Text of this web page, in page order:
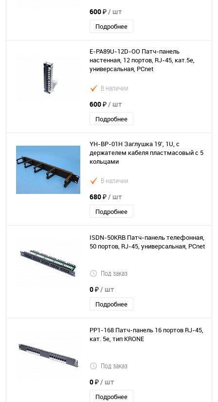
600 ₽/ шт
Подробнее
E-PA89U-12D-OO Патч-панель
настенная, 12 портов, RJ-45, кат.5е,
универсальная, PCnet
В наличии
600 ₽/ шт
Подробнее
YH-BP-01H Заглушка 19', 1U, с
держателем кабеля пластмасовый с 5
кольцами
В наличии
680 ₽/ шт
Подробнее
ISDN-50KRB Патч-панель телефонная,
50 портов, RJ-45, универсальная, PCnet
Под заказ
0 ₽/ шт
Подробнее
PP1-168 Патч-панель 16 портов RJ-45,
кат. 5е, тип KRONE
Под заказ
0 ₽/ шт
Подробнее